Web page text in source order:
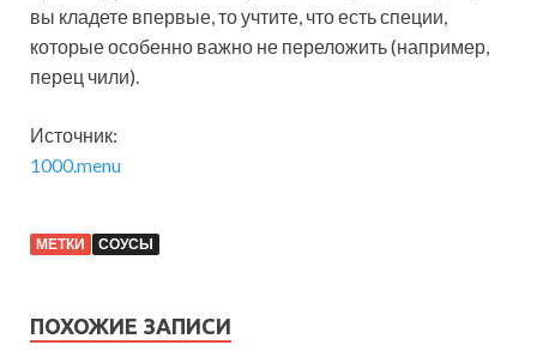
вы кладете впервые, то учтите, что есть специи,
которые особенно важно не переложить (например,
перец чили).
Источник:
1000.menu
МЕТКИ СОУСЫ
ПОХОЖИЕ ЗАПИСИ